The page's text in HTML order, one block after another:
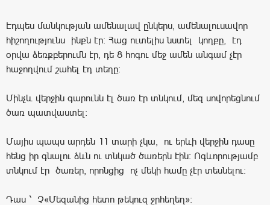
Էդպես մանկության ամենալավ ընկերս, ամենալուսավոր
հիշողությունս ինքն էր։ Հաց ուտելիս նստել կողքը, էդ
օրվա ձեռքբերումն էր, դե 8 հոգու մեջ ամեն անգամ չէր
հաջողվում շահել էդ տեղը։
Մինչև վերջին գարունն էլ ծառ էր տնկում, մեզ սովորեցնում
ծառ պատվաստել։
Մայիս պապս արդեն 11 տարի չկա, ու երևի վերջին դասը
հենց իր գնալու ձևն ու տնկած ծառերն էին: Ոգևորությամբ
տնկում էր ծառեր, որոնցից ոչ մեկի համը չէր տեսնելու:
Դաս ՝ Չ«Մեզանից հետո թեկուզ ջրհեղեղ»: